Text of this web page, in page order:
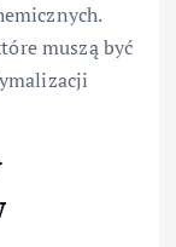
muszą być